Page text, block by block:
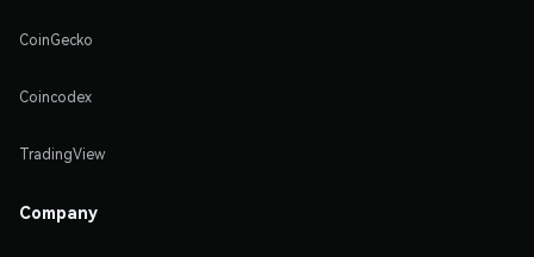
CoinGecko
Coincodex
TradingView
Company